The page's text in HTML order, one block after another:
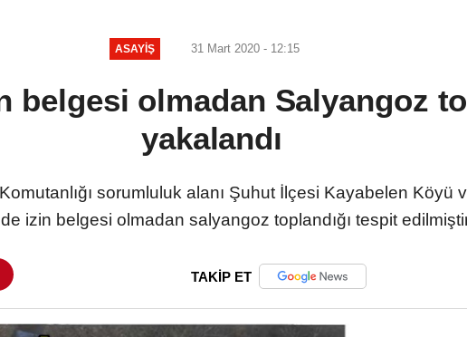
ASAYIŞ 31 Mart 2020 - 12:15
belgesi olmadan Salyangoz
yakalandı
sorumluluk alanı Şuhut İlçesi Kayabelen Köyü
izin belgesi olmadan salyangoz toplandığı tespit
TAKİP ET